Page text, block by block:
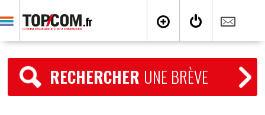
RECHERCHER UNE BRÈVE